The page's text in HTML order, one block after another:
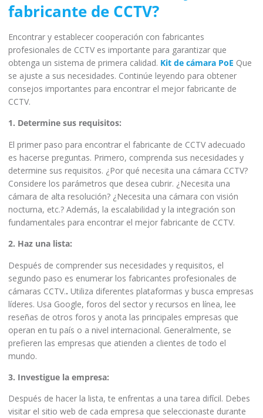
fabricante de CCTV?
Encontrar y establecer cooperación con fabricantes
profesionales de CCTV es importante para garantizar que
obtenga un sistema de primera calidad. Kit de cámara PoE Que
se ajuste a sus necesidades. Continúe leyendo para obtener
consejos importantes para encontrar el mejor fabricante de
CCTV.
1. Determine sus requisitos:
El primer paso para encontrar el fabricante de CCTV adecuado
es hacerse preguntas. Primero, comprenda sus necesidades y
determine sus requisitos. ¿Por qué necesita una cámara CCTV?
Considere los parámetros que desea cubrir. ¿Necesita una
cámara de alta resolución? ¿Necesita una cámara con visión
nocturna, etc.? Además, la escalabilidad y la integración son
fundamentales para encontrar el mejor fabricante de CCTV.
2. Haz una lista:
Después de comprender sus necesidades y requisitos, el
segundo paso es enumerar los fabricantes profesionales de
cámaras CCTV.. Utiliza diferentes plataformas y busca empresas
líderes. Usa Google, foros del sector y recursos en línea, lee
reseñas de otros foros y anota las principales empresas que
operan en tu país o a nivel internacional. Generalmente, se
prefieren las empresas que atienden a clientes de todo el
mundo.
3. Investigue la empresa:
Después de hacer la lista, te enfrentas a una tarea difícil. Debes
visitar el sitio web de cada empresa que seleccionaste durante